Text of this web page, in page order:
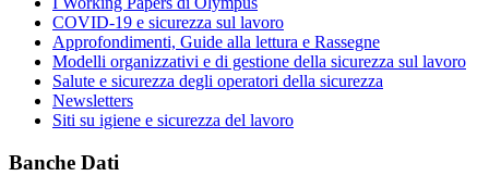
COVID-19 e sicurezza sul lavoro
Approfondimenti, Guide alla lettura e Rassegne
Modelli organizzativi e di gestione della sicurezza sul lavoro
Salute e sicurezza degli operatori della sicurezza
Newsletters
Siti su igiene e sicurezza del lavoro
Banche Dati